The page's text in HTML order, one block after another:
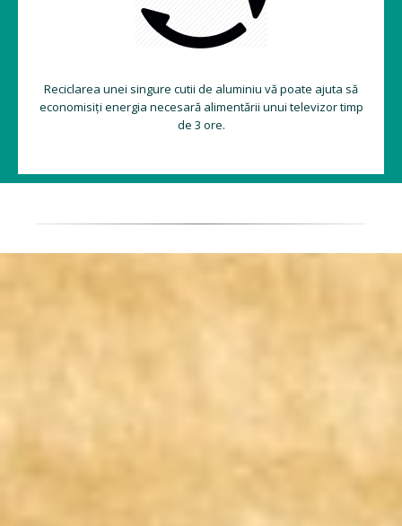
Reciclarea unei singure cutii de aluminiu vă poate ajuta să
economisiți energia necesară alimentării unui televizor timp
de 3 ore.